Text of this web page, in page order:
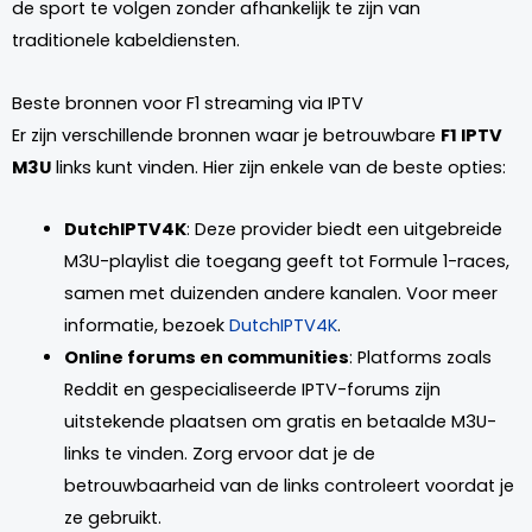
de sport te volgen zonder afhankelijk te zijn van
traditionele kabeldiensten.
Beste bronnen voor F1 streaming via IPTV
Er zijn verschillende bronnen waar je betrouwbare F1 IPTV
M3U links kunt vinden. Hier zijn enkele van de beste opties:
DutchIPTV4K: Deze provider biedt een uitgebreide
M3U-playlist die toegang geeft tot Formule 1-races,
samen met duizenden andere kanalen. Voor meer
informatie, bezoek DutchIPTV4K.
Online forums en communities: Platforms zoals
Reddit en gespecialiseerde IPTV-forums zijn
uitstekende plaatsen om gratis en betaalde M3U-
links te vinden. Zorg ervoor dat je de
betrouwbaarheid van de links controleert voordat je
ze gebruikt.